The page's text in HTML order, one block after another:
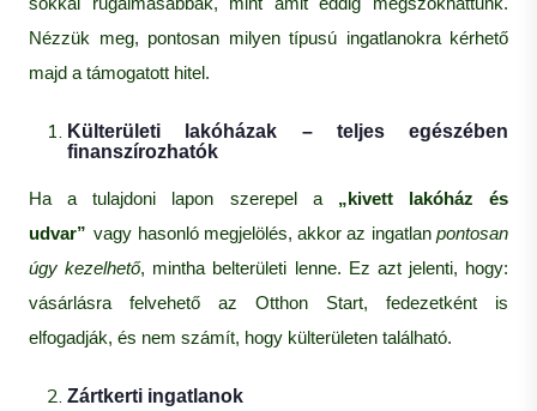
Nézzük meg, pontosan milyen típusú ingatlanokra kérhető
majd a támogatott hitel.
Külterületi lakóházak – teljes egészében
finanszírozhatók
Ha a tulajdoni lapon szerepel a „kivett lakóház és
udvar” vagy hasonló megjelölés, akkor az ingatlan pontosan
úgy kezelhető, mintha belterületi lenne. Ez azt jelenti, hogy:
vásárlásra felvehető az Otthon Start, fedezetként is
elfogadják, és nem számít, hogy külterületen található.
Zártkerti ingatlanok